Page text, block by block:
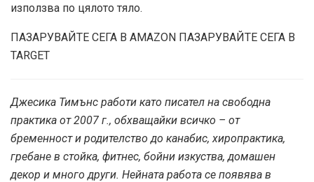
използва по цялото тяло.
ПАЗАРУВАЙТЕ СЕГА В AMAZON ПАЗАРУВАЙТЕ СЕГА В
TARGET
Джесика Тимънс работи като писател на свободна
практика от 2007 г., обхващайки всичко – от
бременност и родителство до канабис, хиропрактика,
гребане в стойка, фитнес, бойни изкуства, домашен
декор и много други. Нейната работа се появява в